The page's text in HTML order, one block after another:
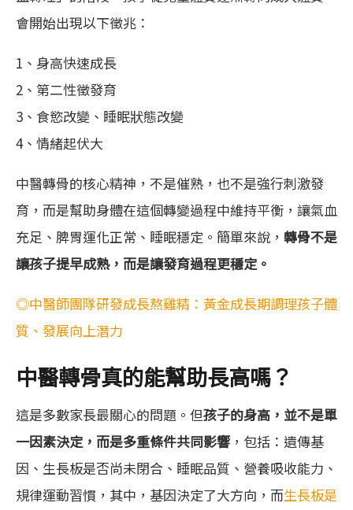
會開始出現以下徵兆：
1、身高快速成長
2、第二性徵發育
3、食慾改變、睡眠狀態改變
4、情緒起伏大
中醫轉骨的核心精神，不是催熟，也不是強行刺激發
育，而是幫助身體在這個轉變過程中維持平衡，讓氣血
充足、脾胃運化正常、睡眠穩定。簡單來說， 轉骨不是
讓孩子提早成熟，而是讓發育過程更穩定。
◎中醫師團隊研發成長熬雞精：黃金成長期調理孩子體
質、發展向上潛力
中醫轉骨真的能幫助長高嗎？
這是多數家長最關心的問題。但孩子的身高，並不是單
一因素決定，而是多重條件共同影響 ，包括：遺傳基
因、生長板是否尚未閉合、睡眠品質、營養吸收能力、
規律運動習慣，其中，基因決定了大方向，而生長板是